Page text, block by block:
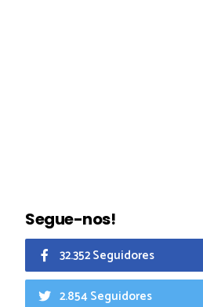
Segue-nos!
32.352 Seguidores
2.854 Seguidores